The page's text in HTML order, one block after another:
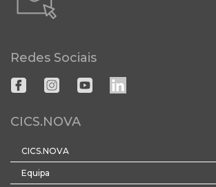
Redes Sociais
CICS.NOVA
CICS.NOVA
Equipa